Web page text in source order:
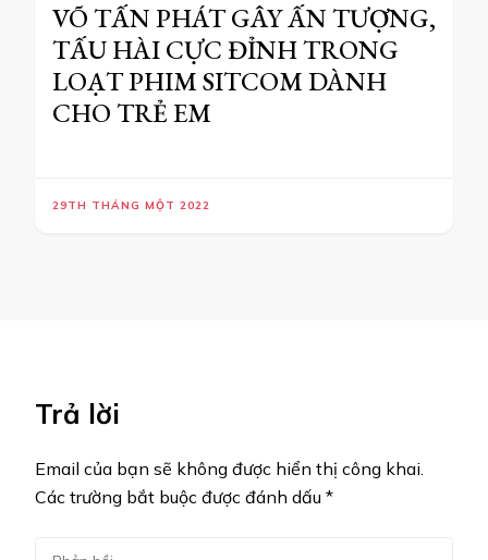
VÕ TẤN PHÁT GÂY ẤN TƯỢNG,
TẤU HÀI CỰC ĐỈNH TRONG
LOẠT PHIM SITCOM DÀNH
CHO TRẺ EM
29TH THÁNG MỘT 2022
Trả lời
Email của bạn sẽ không được hiển thị công khai.
Các trường bắt buộc được đánh dấu *